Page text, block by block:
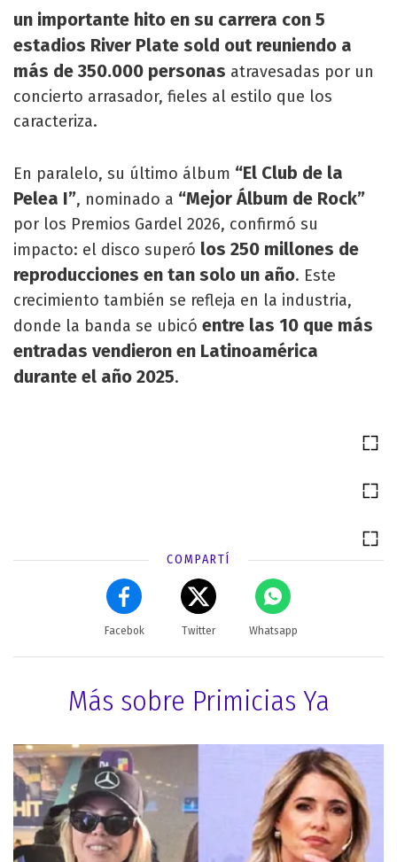
un importante hito en su carrera con 5
estadios River Plate sold out reuniendo a
más de 350.000 personas atravesadas por un
concierto arrasador, fieles al estilo que los
caracteriza.
En paralelo, su último álbum “El Club de la
Pelea I”, nominado a “Mejor Álbum de Rock”
por los Premios Gardel 2026, confirmó su
impacto: el disco superó los 250 millones de
reproducciones en tan solo un año. Este
crecimiento también se refleja en la industria,
donde la banda se ubicó entre las 10 que más
entradas vendieron en Latinoamérica
durante el año 2025.
COMPARTÍ
Facebok Twitter Whatsapp
Más sobre Primicias Ya